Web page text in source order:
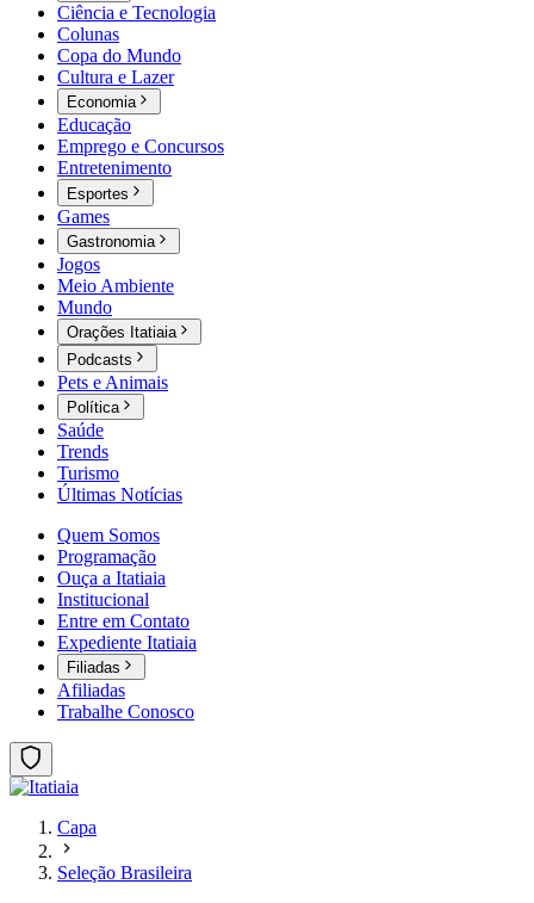
Ciência e Tecnologia
Colunas
Copa do Mundo
Cultura e Lazer
Economia
Educação
Emprego e Concursos
Entretenimento
Esportes
Games
Gastronomia
Jogos
Meio Ambiente
Mundo
Orações Itatiaia
Podcasts
Pets e Animais
Política
Saúde
Trends
Turismo
Últimas Notícias
Quem Somos
Programação
Ouça a Itatiaia
Institucional
Entre em Contato
Expediente Itatiaia
Filiadas
Afiliadas
Trabalhe Conosco
Capa
Seleção Brasileira